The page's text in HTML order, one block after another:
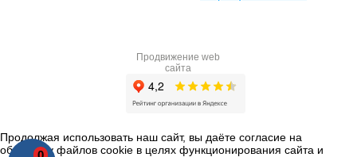
Продвижение web
сайта
Продолжая использовать наш сайт, вы даёте согласие на
обработку файлов cookie в целях функционирования сайта и